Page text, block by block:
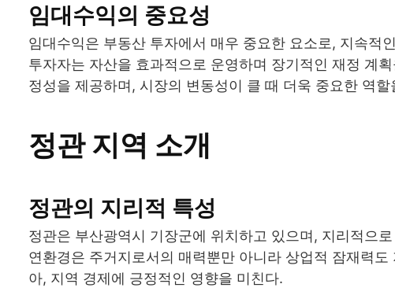
임대수익의 중요성
임대수익은 부동산 투자에서 매우 중요한 요소로, 지속적
투자자는 자산을 효과적으로 운영하며 장기적인 재정 계
정성을 제공하며, 시장의 변동성이 클 때 더욱 중요한 역할
정관 지역 소개
정관의 지리적 특성
정관은 부산광역시 기장군에 위치하고 있으며, 지리적으
연환경은 주거지로서의 매력뿐만 아니라 상업적 잠재력
아, 지역 경제에 긍정적인 영향을 미친다.